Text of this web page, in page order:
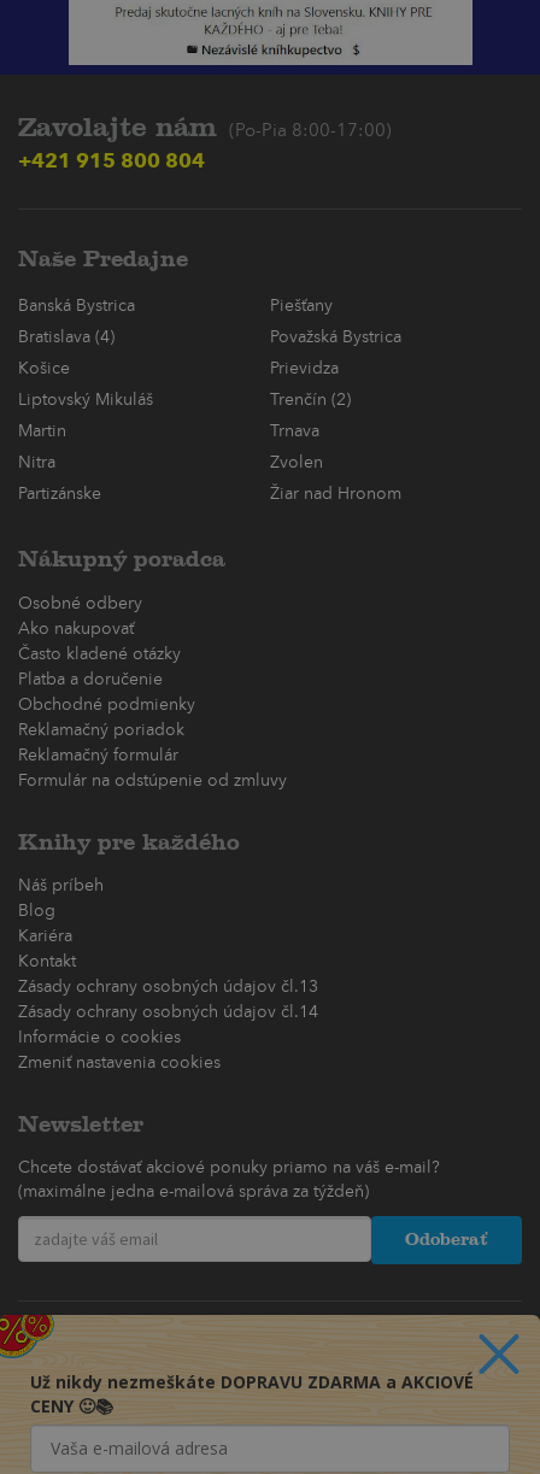
Zavolajte nám (Po-Pia 8:00-17:00)
+421 915 800 804
Naše Predajne
Banská Bystrica
Piešťany
Bratislava (4)
Považská Bystrica
Košice
Prievidza
Liptovský Mikuláš
Trenčín (2)
Martin
Trnava
Nitra
Zvolen
Partizánske
Žiar nad Hronom
Nákupný poradca
Osobné odbery
Ako nakupovať
Často kladené otázky
Platba a doručenie
Obchodné podmienky
Reklamačný poriadok
Reklamačný formulár
Formulár na odstúpenie od zmluvy
Knihy pre každého
Náš príbeh
Blog
Kariéra
Kontakt
Zásady ochrany osobných údajov čl.13
Zásady ochrany osobných údajov čl.14
Informácie o cookies
Zmeniť nastavenia cookies
Newsletter
Chcete dostávať akciové ponuky priamo na váš e-mail?
(maximálne jedna e-mailová správa za týždeň)
Odoberať
Už nikdy nezmeškáte DOPRAVU ZDARMA a AKCIOVÉ
CENY 🙂📚